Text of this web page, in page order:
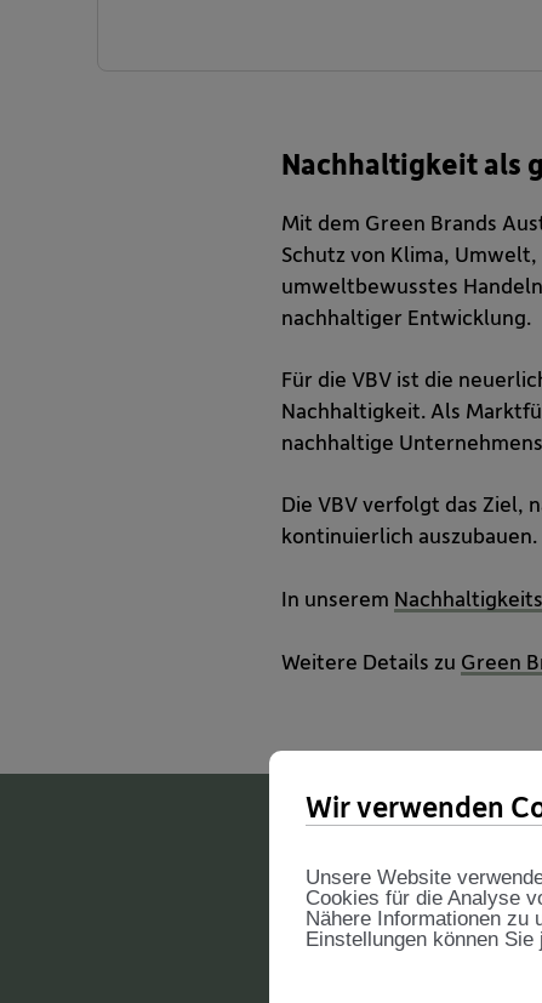
Nachhaltigkeit als
Mit dem Green Brands
Schutz von Klima,
umweltbewusstes
nachhaltiger Entwicklung.
Für die VBV ist die
Nachhaltigkeit. Als
nachhaltige
Die VBV verfolgt das Ziel,
kontinuierlich auszubauen.
In unserem
Weitere Details zu Green
Wir verwenden
Unsere Website
Cookies für die Analyse
Nähere Informationen zu
Einstellungen können